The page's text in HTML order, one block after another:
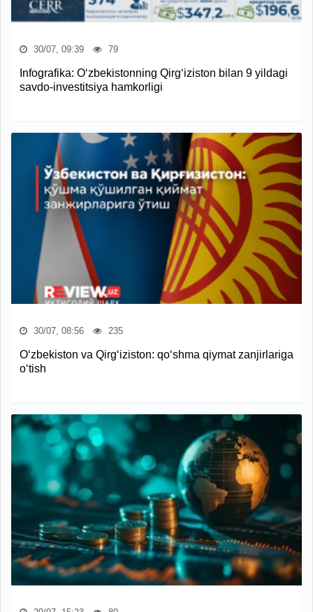
30/07, 09:39 79
Infografika: O‘zbekistonning Qirg‘iziston bilan 9 yildagi
savdo-investitsiya hamkorligi
30/07, 08:56 235
O‘zbekiston va Qirg‘iziston: qo‘shma qiymat zanjirlariga
o‘tish